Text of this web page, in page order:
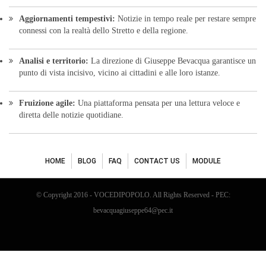
Aggiornamenti tempestivi: Notizie in tempo reale per restare sempre
connessi con la realtà dello Stretto e della regione.
Analisi e territorio: La direzione di Giuseppe Bevacqua garantisce un
punto di vista incisivo, vicino ai cittadini e alle loro istanze.
Fruizione agile: Una piattaforma pensata per una lettura veloce e
diretta delle notizie quotidiane.
HOME BLOG FAQ CONTACT US MODULE
© Copyright 2016 - VOCEDIPOPOLO. All Rights Reserved - PEC:
bevacquagiuseppe64@pec.it